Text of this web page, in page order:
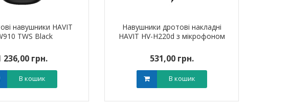
навушники HAVIT
TWS Black
236,00 грн.
В кошик
Навушники дротові накладні
HAVIT HV-H220d з мікрофоном
531,00 грн.
В кошик